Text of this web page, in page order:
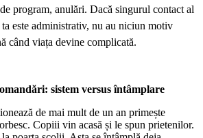
program, anulări. Dacă singurul contact al
este administrativ, nu au niciun motiv
când viața devine complicată.
sistem versus întâmplare
de mai mult de un an primește
Copiii vin acasă și le spun prietenilor.